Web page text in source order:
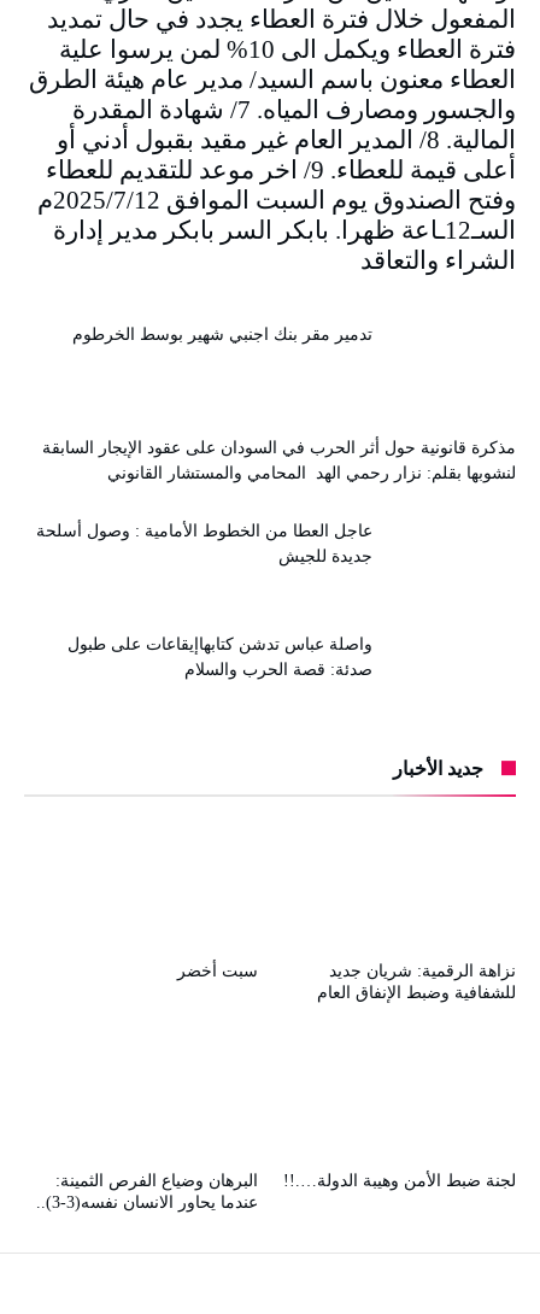
المفعول خلال فترة العطاء يجدد في حال تمديد
فترة العطاء ويكمل الى 10% لمن يرسوا علية
العطاء معنون باسم السيد/ مدير عام هيئة الطرق
والجسور ومصارف المياه. 7/ شهادة المقدرة
المالية. 8/ المدير العام غير مقيد بقبول أدني أو
أعلى قيمة للعطاء. 9/ اخر موعد للتقديم للعطاء
وفتح الصندوق يوم السبت الموافق 2025/7/12م
السـ12ـاعة ظهرا. بابكر السر بابكر مدير إدارة
الشراء والتعاقد
تدمير مقر بنك اجنبي شهير بوسط الخرطوم
مذكرة قانونية حول أثر الحرب في السودان على عقود الإيجار السابقة
لنشوبها بقلم: نزار رحمي الهد المحامي والمستشار القانوني
عاجل العطا من الخطوط الأمامية : وصول أسلحة
جديدة للجيش
واصلة عباس تدشن كتابهاإيقاعات على طبول
صدئة: قصة الحرب والسلام
جديد الأخبار
سبت أخضر
نزاهة الرقمية: شريان جديد
للشفافية وضبط الإنفاق العام
البرهان وضياع الفرص الثمينة:
عندما يحاور الانسان نفسه(3-3)..
لجنة ضبط الأمن وهيبة الدولة….!!